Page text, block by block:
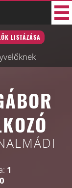
LISTÁZÁSA
1